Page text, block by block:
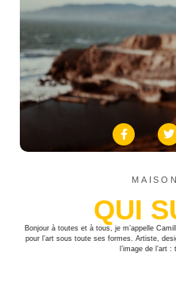
QUI
Bonjour à toutes et à tous, je m’appelle
pour l’art sous toute ses formes. Artiste,
l’image de l’art